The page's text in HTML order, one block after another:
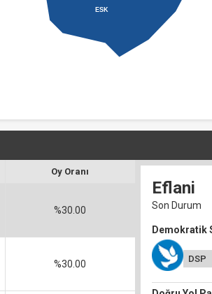
ESK
Oy Oranı
%30.00
%30.00
Eflani
Son Durum
Demokratik
DSP